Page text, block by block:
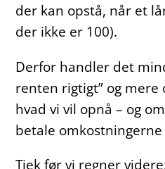
der kan opstå, når et
der ikke er 100).
Derfor handler det
renten rigtigt” og mere
hvad vi vil opnå – og
betale
Tjek før vi regner